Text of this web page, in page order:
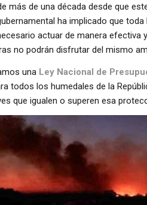
más de una década desde que
ha implicado que
actuar de manera efectiva
no podrán disfrutar del mismo
una Ley Nacional de
todos los humedales de la
que igualen o superen esa